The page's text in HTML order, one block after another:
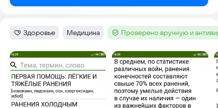
Категория:
Здоровье Тег:
Медицина Тег :Проверено вручную и
Скриншоты